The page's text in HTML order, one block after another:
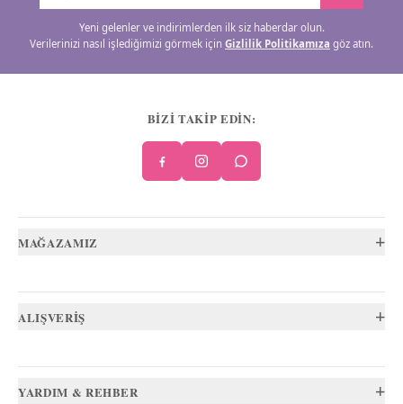
Yeni gelenler ve indirimlerden ilk siz haberdar olun.
Verilerinizi nasıl işlediğimizi görmek için Gizlilik Politikamıza göz atın.
BİZİ TAKİP EDİN:
MAĞAZAMIZ +
ALIŞVERİŞ +
YARDIM & REHBER +